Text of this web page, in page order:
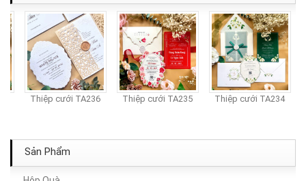
Thiệp cưới TA236 Thiệp cưới TA235 Thiệp cưới TA234
Sản Phẩm